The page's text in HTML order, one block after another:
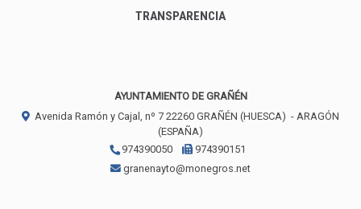
TRANSPARENCIA
AYUNTAMIENTO DE GRAÑÉN
Avenida Ramón y Cajal, nº 7 22260 GRAÑÉN (HUESCA) - ARAGÓN
(ESPAÑA)
974390050
974390151
granenayto@monegros.net